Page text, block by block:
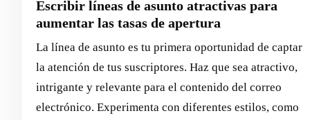
Escribir líneas de asunto atractivas para
aumentar las tasas de apertura
La línea de asunto es tu primera oportunidad de captar
la atención de tus suscriptores. Haz que sea atractivo,
intrigante y relevante para el contenido del correo
electrónico. Experimenta con diferentes estilos, como